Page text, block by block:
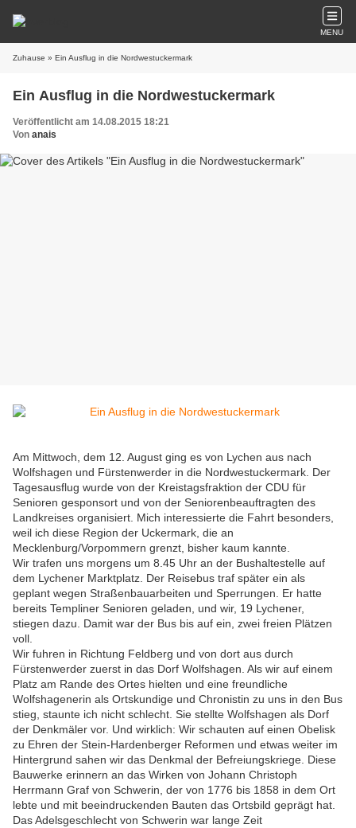
MENU
Zuhause » Ein Ausflug in die Nordwestuckermark
Ein Ausflug in die Nordwestuckermark
Veröffentlicht am 14.08.2015 18:21
Von anais
Am Mittwoch, dem 12. August ging es von Lychen aus nach
Wolfshagen und Fürstenwerder in die Nordwestuckermark. Der
Tagesausflug wurde von der Kreistagsfraktion der CDU für
Senioren gesponsort und von der Seniorenbeauftragten des
Landkreises organisiert. Mich interessierte die Fahrt besonders,
weil ich diese Region der Uckermark, die an
Mecklenburg/Vorpommern grenzt, bisher kaum kannte.
Wir trafen uns morgens um 8.45 Uhr an der Bushaltestelle auf
dem Lychener Marktplatz. Der Reisebus traf später ein als
geplant wegen Straßenbauarbeiten und Sperrungen. Er hatte
bereits Templiner Senioren geladen, und wir, 19 Lychener,
stiegen dazu. Damit war der Bus bis auf ein, zwei freien Plätzen
voll.
Wir fuhren in Richtung Feldberg und von dort aus durch
Fürstenwerder zuerst in das Dorf Wolfshagen. Als wir auf einem
Platz am Rande des Ortes hielten und eine freundliche
Wolfshagenerin als Ortskundige und Chronistin zu uns in den Bus
stieg, staunte ich nicht schlecht. Sie stellte Wolfshagen als Dorf
der Denkmäler vor. Und wirklich: Wir schauten auf einen Obelisk
zu Ehren der Stein-Hardenberger Reformen und etwas weiter im
Hintergrund sahen wir das Denkmal der Befreiungskriege. Diese
Bauwerke erinnern an das Wirken von Johann Christoph
Herrmann Graf von Schwerin, der von 1776 bis 1858 in dem Ort
lebte und mit beeindruckenden Bauten das Ortsbild geprägt hat.
Das Adelsgeschlecht von Schwerin war lange Zeit